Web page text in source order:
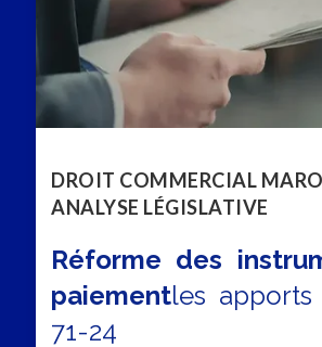
DROIT COMMERCIAL
ANALYSE LÉGISLATIVE
Réforme des
paiementles
71-24